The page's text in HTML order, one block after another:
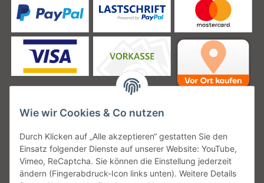
Unsere Versanddienstleister
Wie wir Cookies & Co nutzen
Durch Klicken auf „Alle akzeptieren“ gestatten Sie den
Einsatz folgender Dienste auf unserer Website: YouTube,
Vimeo, ReCaptcha. Sie können die Einstellung jederzeit
ändern (Fingerabdruck-Icon links unten). Weitere Details